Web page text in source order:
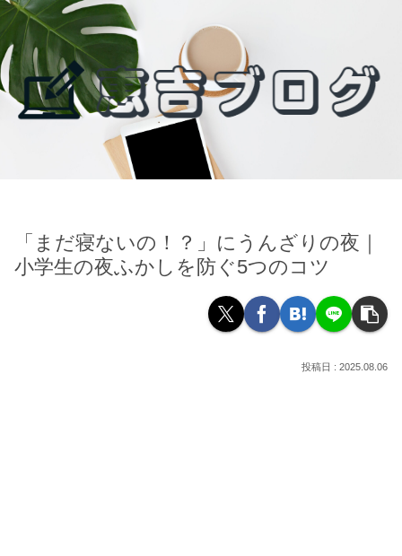
「まだ寝ないの！？」にうんざりの夜｜
小学生の夜ふかしを防ぐ5つのコツ
2025.08.06